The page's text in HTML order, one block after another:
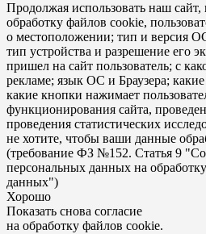
Продолжая использовать наш сайт,
обработку файлов cookie,
о местоположении; тип и версия
тип устройства и разрешение его
пришел на сайт пользователь; с
рекламе; язык ОС и Браузера;
какие кнопки нажимает
функционирования сайта,
проведения статистических
не хотите, чтобы ваши данные
(требование ФЗ №152. Статья 9
персональных данных на
данных")
Хорошо
Показать снова согласие
на обработку файлов cookie.